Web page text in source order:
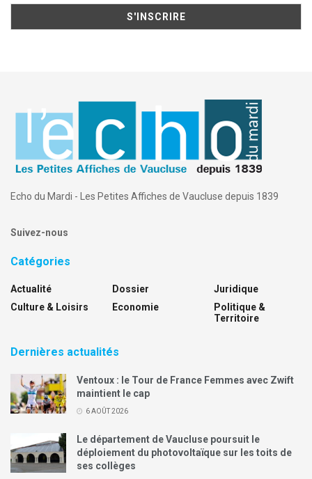
Echo du Mardi - Les Petites Affiches de Vaucluse depuis 1839
Suivez-nous
Catégories
Actualité
Culture & Loisirs
Dossier
Economie
Juridique
Politique &
Territoire
Dernières actualités
Ventoux : le Tour de France Femmes avec Zwift
maintient le cap
6 AOÛT 2026
Le département de Vaucluse poursuit le
déploiement du photovoltaïque sur les toits de
ses collèges